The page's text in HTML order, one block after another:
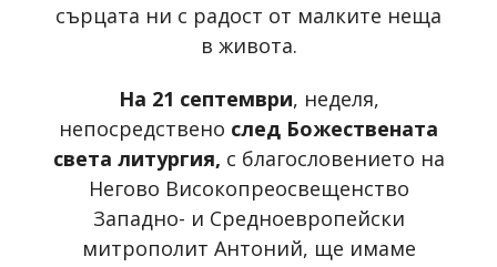
сърцата ни с радост от малките неща
в живота.
На 21 септември, неделя,
непосредствено след Божествената
света литургия, с благословението на
Негово Високопреосвещенство
Западно- и Средноевропейски
митрополит Антоний, ще имаме